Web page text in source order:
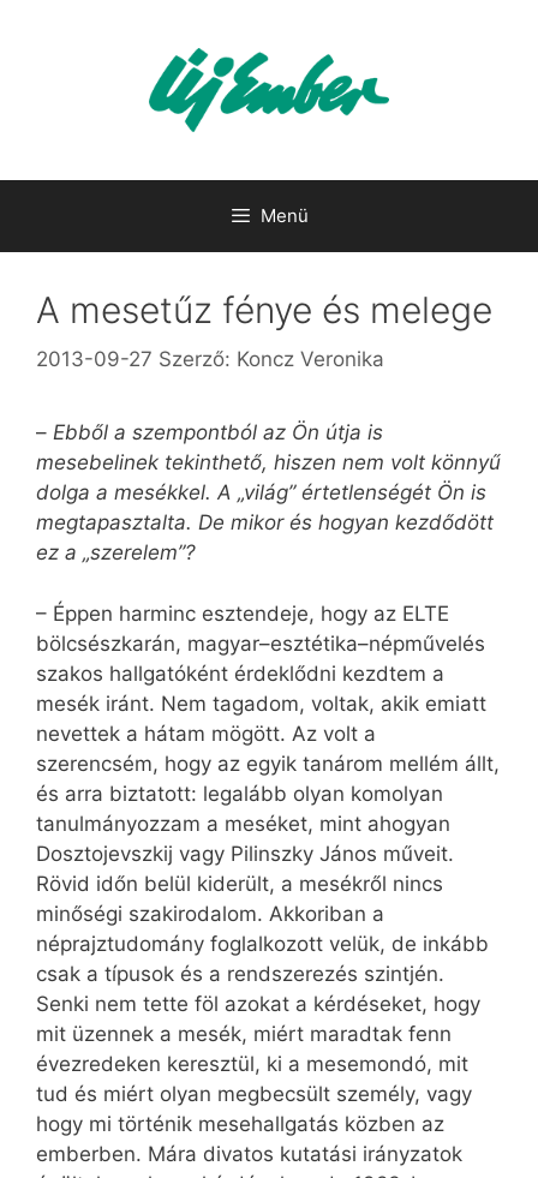
Menü
A mesetűz fénye és melege
2013-09-27 Szerző: Koncz Veronika
– Ebből a szempontból az Ön útja is
mesebelinek tekinthető, hiszen nem volt könnyű
dolga a mesékkel. A „világ” értetlenségét Ön is
megtapasztalta. De mikor és hogyan kezdődött
ez a „szerelem”?
– Éppen harminc esztendeje, hogy az ELTE
bölcsészkarán, magyar–esztétika–népművelés
szakos hallgatóként érdeklődni kezdtem a
mesék iránt. Nem tagadom, voltak, akik emiatt
nevettek a hátam mögött. Az volt a
szerencsém, hogy az egyik tanárom mellém állt,
és arra biztatott: legalább olyan komolyan
tanulmányozzam a meséket, mint ahogyan
Dosztojevszkij vagy Pilinszky János műveit.
Rövid időn belül kiderült, a mesékről nincs
minőségi szakirodalom. Akkoriban a
néprajztudomány foglalkozott velük, de inkább
csak a típusok és a rendszerezés szintjén.
Senki nem tette föl azokat a kérdéseket, hogy
mit üzennek a mesék, miért maradtak fenn
évezredeken keresztül, ki a mesemondó, mit
tud és miért olyan megbecsült személy, vagy
hogy mi történik mesehallgatás közben az
emberben. Mára divatos kutatási irányzatok